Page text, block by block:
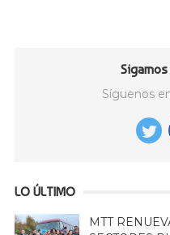
Síguenos
LO ÚLTIMO
MTT